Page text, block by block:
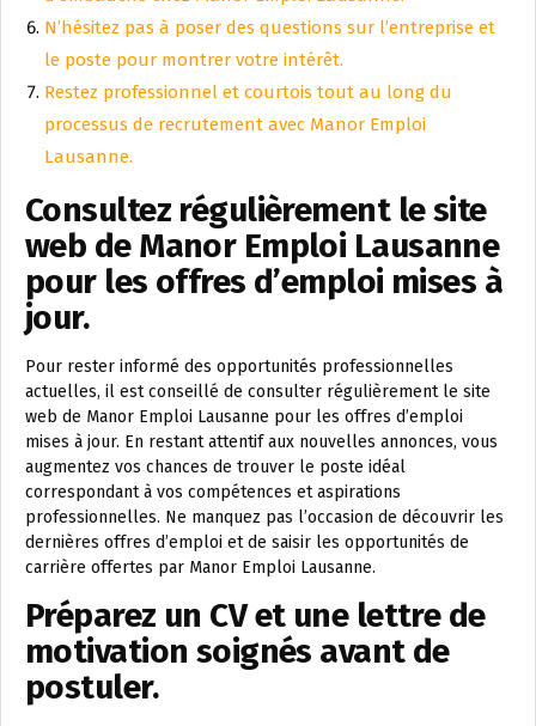
N’hésitez pas à poser des questions sur l’entreprise et
le poste pour montrer votre intérêt.
Restez professionnel et courtois tout au long du
processus de recrutement avec Manor Emploi
Lausanne.
Consultez régulièrement le site
web de Manor Emploi Lausanne
pour les offres d’emploi mises à
jour.
Pour rester informé des opportunités professionnelles
actuelles, il est conseillé de consulter régulièrement le site
web de Manor Emploi Lausanne pour les offres d’emploi
mises à jour. En restant attentif aux nouvelles annonces, vous
augmentez vos chances de trouver le poste idéal
correspondant à vos compétences et aspirations
professionnelles. Ne manquez pas l’occasion de découvrir les
dernières offres d’emploi et de saisir les opportunités de
carrière offertes par Manor Emploi Lausanne.
Préparez un CV et une lettre de
motivation soignés avant de
postuler.